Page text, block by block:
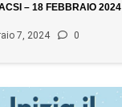
– 18 FEBBRAIO 2024
7, 2024 0